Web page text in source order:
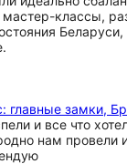
классы,
главные замки,
и все что
нам провели